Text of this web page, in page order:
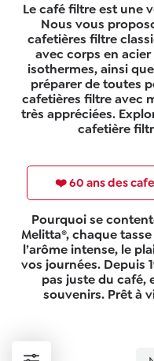
Le café filtre est une
Nous vous
cafetières filtre
avec corps en
isothermes, ainsi
préparer de toutes
cafetières filtre avec
très appréciées.
cafetière
❤️ 60 ans des
Pourquoi se
Melitta®, chaque
l’arôme intense, le
vos journées. Depuis
pas juste du café,
souvenirs. Prêt à